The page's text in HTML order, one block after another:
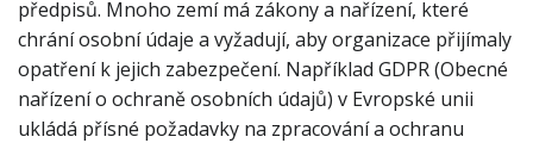
předpisů. Mnoho zemí má zákony a nařízení, které
chrání osobní údaje a vyžadují, aby organizace přijímaly
opatření k jejich zabezpečení. Například GDPR (Obecné
nařízení o ochraně osobních údajů) v Evropské unii
ukládá přísné požadavky na zpracování a ochranu